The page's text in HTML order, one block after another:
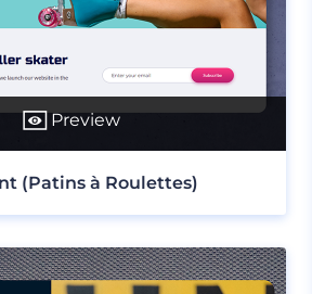
Preview
(Patins à Roulettes)